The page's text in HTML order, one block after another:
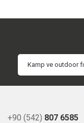
+90 (542) 807 6585